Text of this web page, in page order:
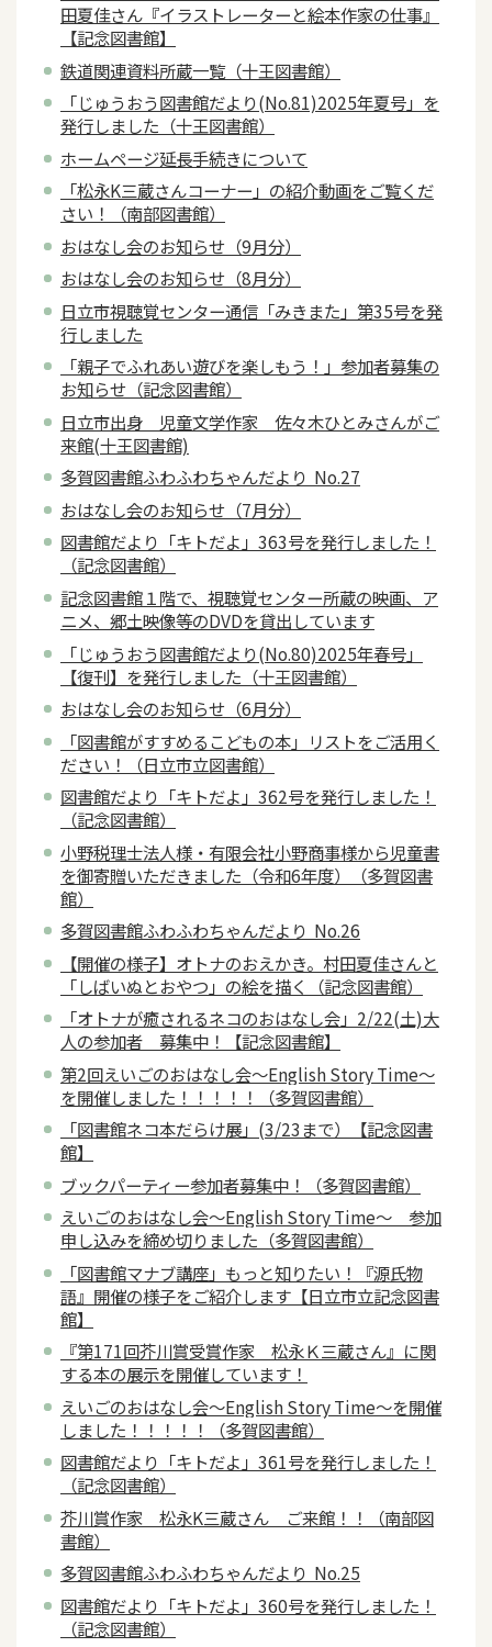
田夏佳さん『イラストレーターと絵本作家の仕事』
【記念図書館】
鉄道関連資料所蔵一覧（十王図書館）
「じゅうおう図書館だより(No.81)2025年夏号」を
発行しました（十王図書館）
ホームページ延長手続きについて
「松永K三蔵さんコーナー」の紹介動画をご覧くだ
さい！（南部図書館）
おはなし会のお知らせ（9月分）
おはなし会のお知らせ（8月分）
日立市視聴覚センター通信「みきまた」第35号を発
行しました
「親子でふれあい遊びを楽しもう！」参加者募集の
お知らせ（記念図書館）
日立市出身 児童文学作家 佐々木ひとみさんがご
来館(十王図書館)
多賀図書館ふわふわちゃんだより No.27
おはなし会のお知らせ（7月分）
図書館だより「キトだよ」363号を発行しました！
（記念図書館）
記念図書館１階で、視聴覚センター所蔵の映画、ア
ニメ、郷土映像等のDVDを貸出しています
「じゅうおう図書館だより(No.80)2025年春号」
【復刊】を発行しました（十王図書館）
おはなし会のお知らせ（6月分）
「図書館がすすめるこどもの本」リストをご活用く
ださい！（日立市立図書館）
図書館だより「キトだよ」362号を発行しました！
（記念図書館）
小野税理士法人様・有限会社小野商事様から児童書
を御寄贈いただきました（令和6年度）（多賀図書
館）
多賀図書館ふわふわちゃんだより No.26
【開催の様子】オトナのおえかき。村田夏佳さんと
「しばいぬとおやつ」の絵を描く（記念図書館）
「オトナが癒されるネコのおはなし会」2/22(土)大
人の参加者 募集中！【記念図書館】
第2回えいごのおはなし会～English Story Time～
を開催しました！！！！！（多賀図書館）
「図書館ネコ本だらけ展」(3/23まで）【記念図書
館】
ブックパーティー参加者募集中！（多賀図書館）
えいごのおはなし会～English Story Time～ 参加
申し込みを締め切りました（多賀図書館）
「図書館マナブ講座」もっと知りたい！『源氏物
語』開催の様子をご紹介します【日立市立記念図書
館】
『第171回芥川賞受賞作家 松永Ｋ三蔵さん』に関
する本の展示を開催しています！
えいごのおはなし会～English Story Time～を開催
しました！！！！！（多賀図書館）
図書館だより「キトだよ」361号を発行しました！
（記念図書館）
芥川賞作家 松永K三蔵さん ご来館！！（南部図
書館）
多賀図書館ふわふわちゃんだより No.25
図書館だより「キトだよ」360号を発行しました！
（記念図書館）